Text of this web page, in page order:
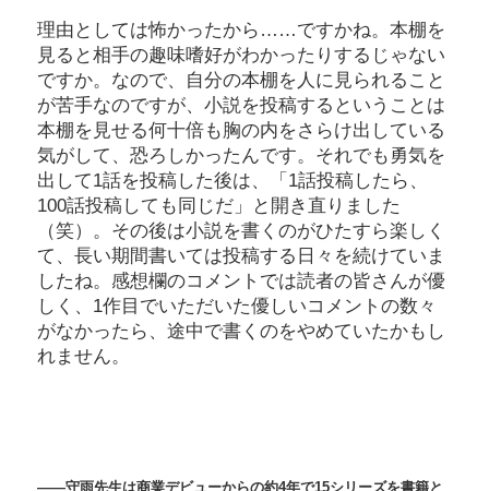
理由としては怖かったから……ですかね。本棚を
見ると相手の趣味嗜好がわかったりするじゃない
ですか。なので、自分の本棚を人に見られること
が苦手なのですが、小説を投稿するということは
本棚を見せる何十倍も胸の内をさらけ出している
気がして、恐ろしかったんです。それでも勇気を
出して1話を投稿した後は、「1話投稿したら、
100話投稿しても同じだ」と開き直りました
（笑）。その後は小説を書くのがひたすら楽しく
て、長い期間書いては投稿する日々を続けていま
したね。感想欄のコメントでは読者の皆さんが優
しく、1作目でいただいた優しいコメントの数々
がなかったら、途中で書くのをやめていたかもし
れません。
――守雨先生は商業デビューからの約4年で15シリーズを書籍と